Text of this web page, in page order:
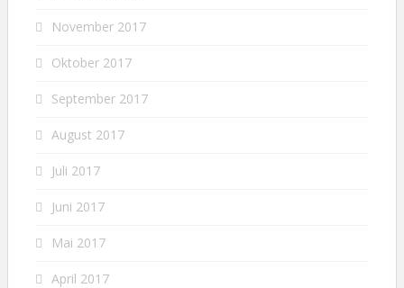
November 2017
Oktober 2017
September 2017
August 2017
Juli 2017
Juni 2017
Mai 2017
April 2017